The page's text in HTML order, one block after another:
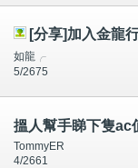
[分享]加入金龍
如龍╭
5/2675
搵人幫手睇下隻ac
TommyER
4/2661